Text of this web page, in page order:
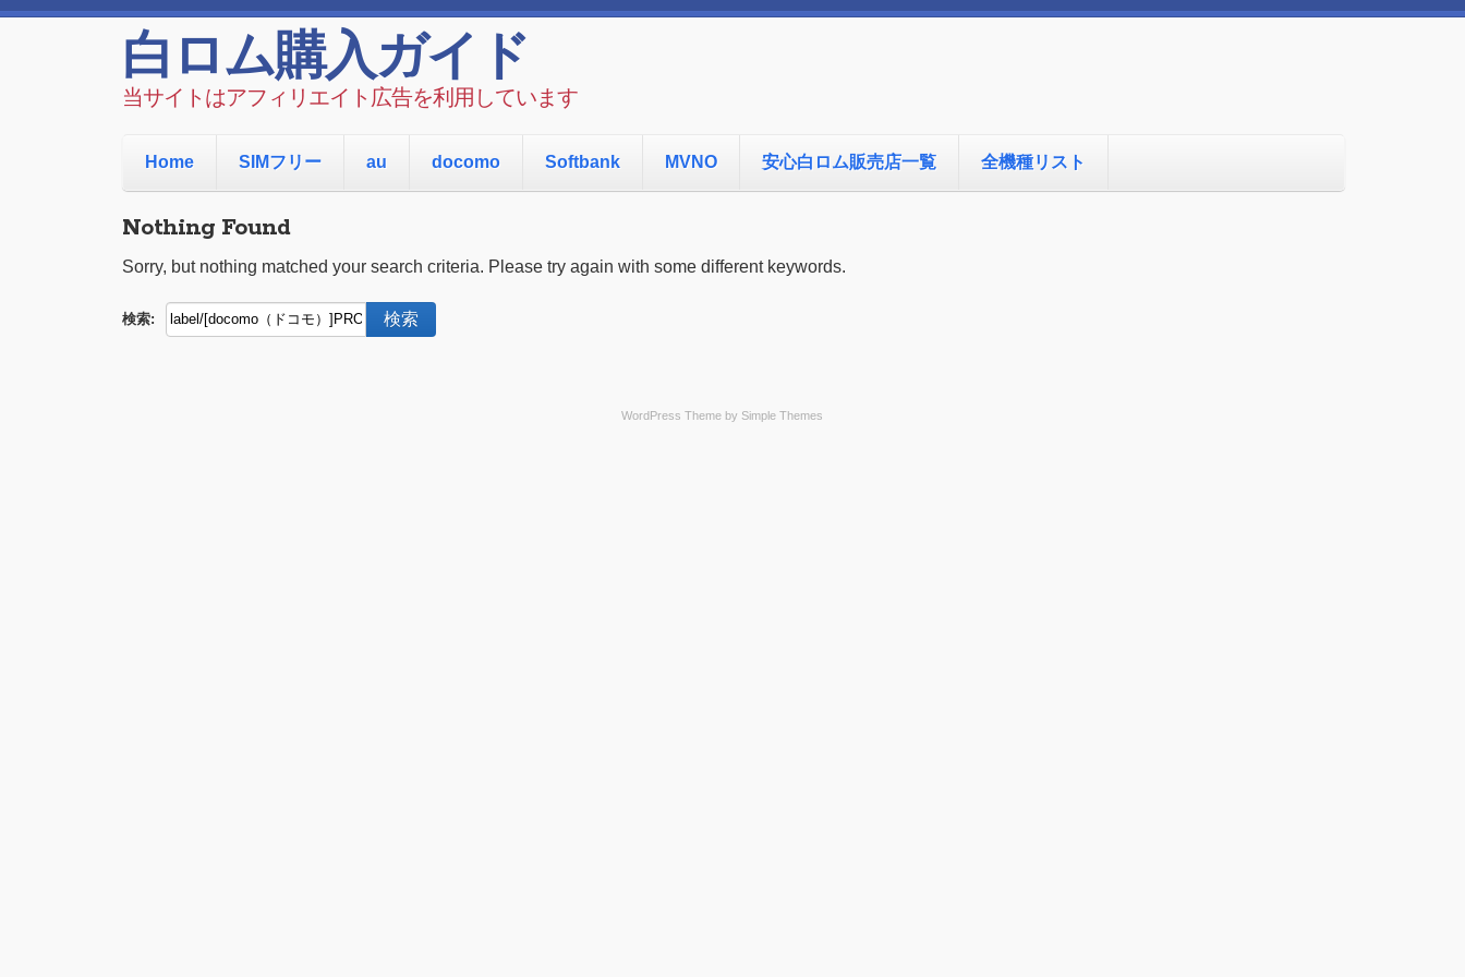
白ロム購入ガイド
当サイトはアフィリエイト広告を利用しています
Home SIMフリー au docomo Softbank MVNO 安心白ロム販売店一覧 全機種リスト
Nothing Found
Sorry, but nothing matched your search criteria. Please try again with some different keywords.
検索:
WordPress Theme by Simple Themes